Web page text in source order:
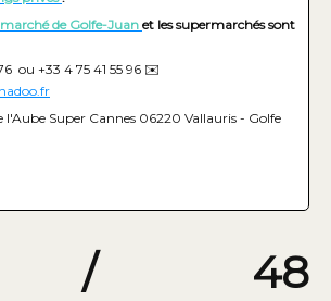
marché de Golfe-Juan et les supermarchés sont
ou +33 4 75 41 55 96 ✉️
l'Aube Super Cannes 06220 Vallauris - Golfe
/ 48